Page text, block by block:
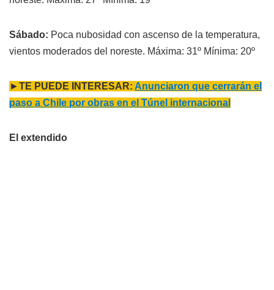
Sábado: Poca nubosidad con ascenso de la temperatura,
vientos moderados del noreste. Máxima: 31º Mínima: 20º
►TE PUEDE INTERESAR: Anunciaron que cerrarán el
paso a Chile por obras en el Túnel internacional
El extendido